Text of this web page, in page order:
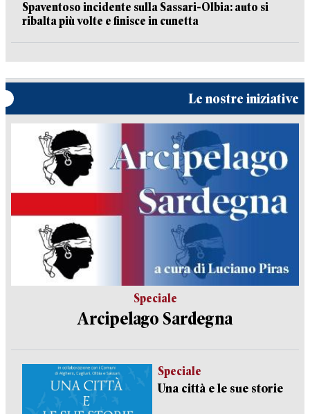
Spaventoso incidente sulla Sassari-Olbia: auto si
ribalta più volte e finisce in cunetta
Le nostre iniziative
Speciale
Arcipelago Sardegna
Speciale
Una città e le sue storie